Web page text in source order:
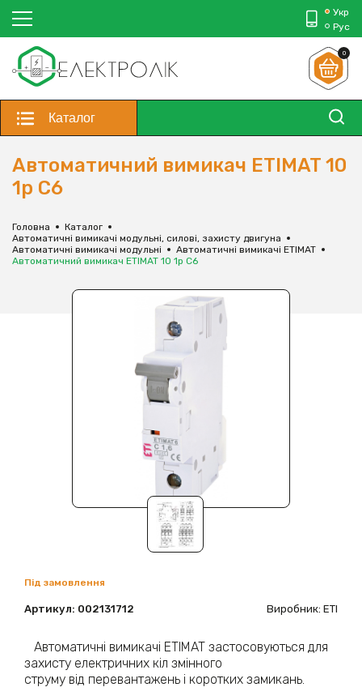
Укр
Рус
0
Каталог
Автоматичний вимикач ETIMAT 10
1p C6
Головна
Каталог
Автоматичні вимикачі модульні, силові, захисту двигуна
Автоматичні вимикачі модульні
Автоматичні вимикачі ETIMAT
Автоматичний вимикач ETIMAT 10 1p C6
Під замовлення
Артикул: 002131712 Виробник: ETI
Автоматичні вимикачі ETIMAT застосовуються для
захисту електричних кіл змінного
струму від перевантажень і коротких замикань.